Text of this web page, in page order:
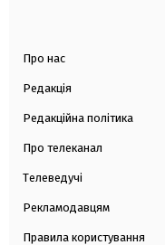
Про нас
Редакція
Редакційна політика
Про телеканал
Телеведучі
Рекламодавцям
Правила користування